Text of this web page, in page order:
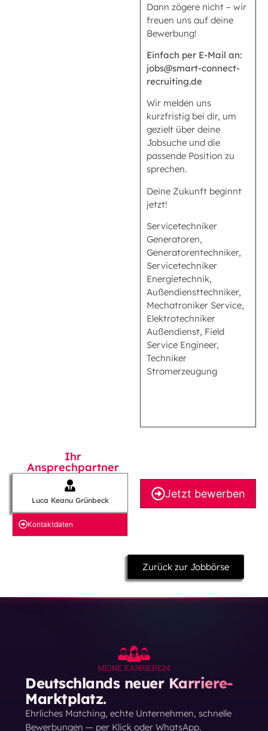
Dann zögere nicht – wir
freuen uns auf deine
Bewerbung!
Einfach per E-Mail an:
jobs@smart-connect-
recruiting.de
Wir melden uns
kurzfristig bei dir, um
gezielt über deine
Jobsuche und die
passende Position zu
sprechen.
Deine Zukunft beginnt
jetzt!
Servicetechniker
Generatoren,
Generatorentechniker,
Servicetechniker
Energietechnik,
Außendiensttechniker,
Mechatroniker Service,
Elektrotechniker
Außendienst, Field
Service Engineer,
Techniker
Stromerzeugung
Ihr
Ansprechpartner
Luca Keanu Grünbeck
Kontakt­daten
Jetzt bewerben
Zurück zur Jobbörse
Deutschlands neuer Karriere-
Marktplatz.
Ehrliches Matching, echte Unternehmen, schnelle
Bewerbungen — per Klick oder WhatsApp.